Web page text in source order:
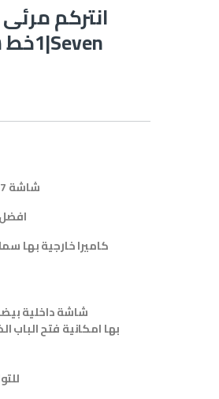
مميزات انتركم مرئي من Zhudele Intercom شاشة 7بوصة
كاميرا خارجية بها
شاشة داخلية
بها امكانية فتح الباب